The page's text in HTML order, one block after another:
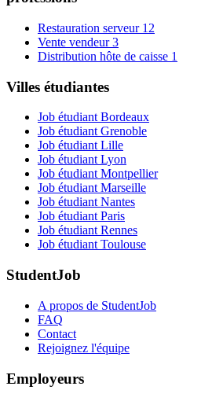
Restauration serveur 12
Vente vendeur 3
Distribution hôte de caisse 1
Villes étudiantes
Job étudiant Bordeaux
Job étudiant Grenoble
Job étudiant Lille
Job étudiant Lyon
Job étudiant Montpellier
Job étudiant Marseille
Job étudiant Nantes
Job étudiant Paris
Job étudiant Rennes
Job étudiant Toulouse
StudentJob
A propos de StudentJob
FAQ
Contact
Rejoignez l'équipe
Employeurs